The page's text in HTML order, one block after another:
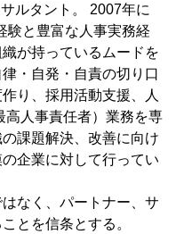
ルタント。 2007年に
験と豊富な人事実務経
が持っているムードを
・自発・自責の切り口
り、採用活動支援、人
高人事責任者）業務を専
課題解決、改善に向け
企業に対して行ってい
なく、パートナー、サ
とを信条とする。